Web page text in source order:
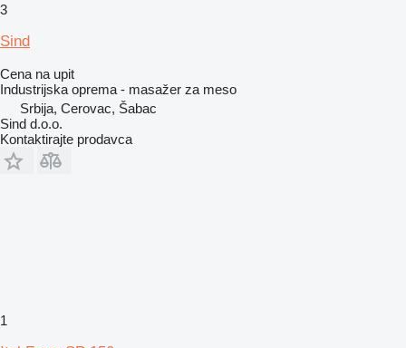
3
Sind
Cena na upit
Industrijska oprema - masažer za meso
Srbija, Cerovac, Šabac
Sind d.o.o.
Kontaktirajte prodavca
1